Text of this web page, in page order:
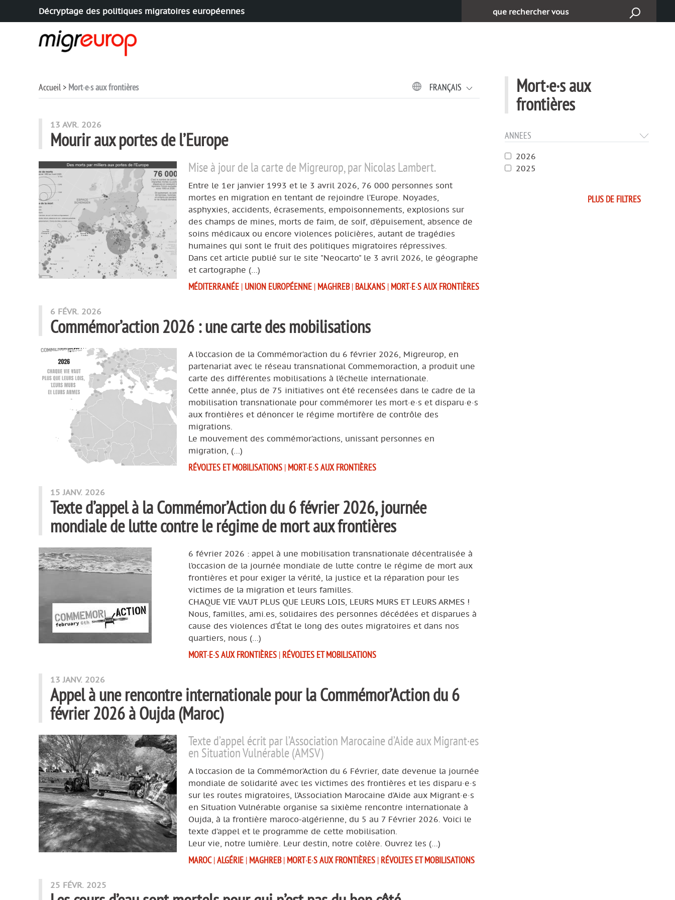
Aller à la navigation
Aller au contenu
Décryptage des politiques migratoires européennes Rechercher :
Mort·e·s aux
frontières
ANNEES
2026
2025
PLUS DE FILTRES
Accueil Mort·e·s aux frontières FRANÇAIS
articles mots
13 AVR. 2026
Mourir aux portes de l’Europe
Mise à jour de la carte de Migreurop, par Nicolas Lambert.
Entre le 1er janvier 1993 et le 3 avril 2026, 76 000 personnes sont
mortes en migration en tentant de rejoindre l’Europe. Noyades,
asphyxies, accidents, écrasements, empoisonnements, explosions sur
des champs de mines, morts de faim, de soif, d’épuisement, absence de
soins médicaux ou encore violences policières, autant de tragédies
humaines qui sont le fruit des politiques migratoires répressives.
Dans cet article publié sur le site "Neocarto" le 3 avril 2026, le géographe
et cartographe (…)
MÉDITERRANÉE | UNION EUROPÉENNE | MAGHREB | BALKANS | MORT·E·S AUX FRONTIÈRES
6 FÉVR. 2026
Commémor’action 2026 : une carte des mobilisations
A l’occasion de la Commémor’action du 6 février 2026, Migreurop, en
partenariat avec le réseau transnational Commemoraction, a produit une
carte des différentes mobilisations à l’échelle internationale.
Cette année, plus de 75 initiatives ont été recensées dans le cadre de la
mobilisation transnationale pour commémorer les mort·e·s et disparu·e·s
aux frontières et dénoncer le régime mortifère de contrôle des
migrations.
Le mouvement des commémor’actions, unissant personnes en
migration, (…)
RÉVOLTES ET MOBILISATIONS | MORT·E·S AUX FRONTIÈRES
15 JANV. 2026
Texte d’appel à la Commémor’Action du 6 février 2026, journée
mondiale de lutte contre le régime de mort aux frontières
6 février 2026 : appel à une mobilisation transnationale décentralisée à
l’occasion de la journée mondiale de lutte contre le régime de mort aux
frontières et pour exiger la vérité, la justice et la réparation pour les
victimes de la migration et leurs familles.
CHAQUE VIE VAUT PLUS QUE LEURS LOIS, LEURS MURS ET LEURS ARMES !
Nous, familles, ami.es, solidaires des personnes décédées et disparues à
cause des violences d’État le long des outes migratoires et dans nos
quartiers, nous (…)
MORT·E·S AUX FRONTIÈRES | RÉVOLTES ET MOBILISATIONS
13 JANV. 2026
Appel à une rencontre internationale pour la Commémor’Action du 6
février 2026 à Oujda (Maroc)
Texte d’appel écrit par l’Association Marocaine d’Aide aux Migrant·es
en Situation Vulnérable (AMSV)
A l‘occasion de la Commémor’Action du 6 Février, date devenue la journée
mondiale de solidarité avec les victimes des frontières et les disparu·e·s
sur les routes migratoires, l’Association Marocaine d’Aide aux Migrant·e·s
en Situation Vulnérable organise sa sixième rencontre internationale à
Oujda, à la frontière maroco-algérienne, du 5 au 7 Février 2026. Voici le
texte d’appel et le programme de cette mobilisation.
Leur vie, notre lumière. Leur destin, notre colère. Ouvrez les (…)
MAROC |ALGÉRIE | MAGHREB | MORT·E·S AUX FRONTIÈRES | RÉVOLTES ET MOBILISATIONS
25 FÉVR. 2025